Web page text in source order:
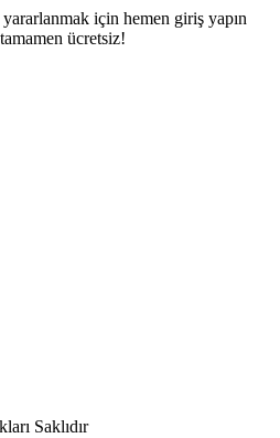
için hemen giriş yapın
ücretsiz!
Saklıdır